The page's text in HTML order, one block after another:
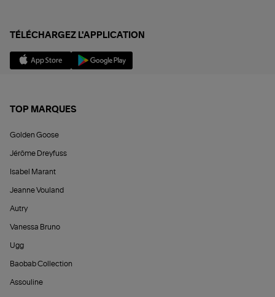
TÉLÉCHARGEZ L'APPLICATION
TOP MARQUES
Golden Goose
Jérôme Dreyfuss
Isabel Marant
Jeanne Vouland
Autry
Vanessa Bruno
Ugg
Baobab Collection
Assouline